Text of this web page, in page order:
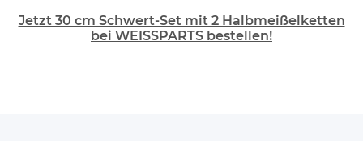
Jetzt 30 cm Schwert-Set mit 2 Halbmeißelketten
bei WEISSPARTS bestellen!